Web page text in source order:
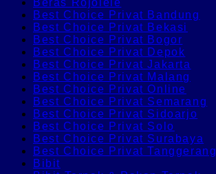
Best Choice Privat Bandung
Best Choice Privat Bekasi
Best Choice Privat Bogor
Best Choice Privat Depok
Best Choice Privat Jakarta
Best Choice Privat Malang
Best Choice Privat Online
Best Choice Privat Semarang
Best Choice Privat Sidoarjo
Best Choice Privat Solo
Best Choice Privat Surabaya
Best Choice Privat Tanggerang
Bibit